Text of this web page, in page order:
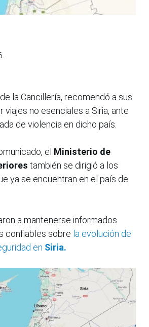
la Cancillería, recomendó a sus
viajes no esenciales a Siria, ante
de violencia en dicho país.
el Ministerio de
también se dirigió a los
ya se encuentran en el país de
a mantenerse informados
confiables sobre la evolución de
en Siria.